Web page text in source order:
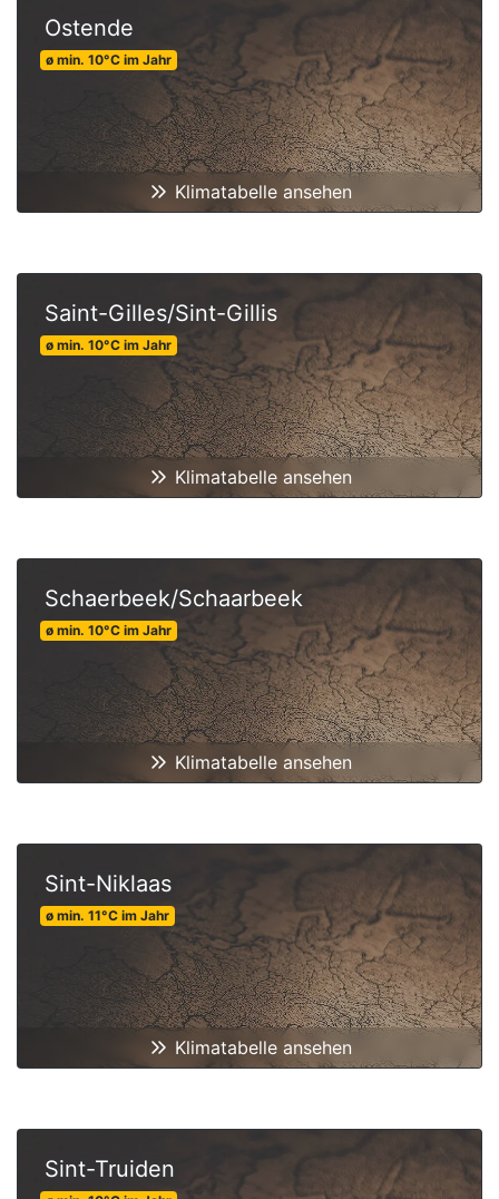
Ostende
ø min. 10°C im Jahr
Klimatabelle ansehen
Saint-Gilles/Sint-Gillis
ø min. 10°C im Jahr
Klimatabelle ansehen
Schaerbeek/Schaarbeek
ø min. 10°C im Jahr
Klimatabelle ansehen
Sint-Niklaas
ø min. 11°C im Jahr
Klimatabelle ansehen
Sint-Truiden